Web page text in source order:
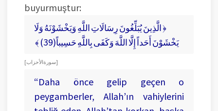
buyurmuştur:
الَّذِينَ يُبَلِّغُونَ رِسَالَاتِ اللَّهِ وَيَخْشَوْنَهُ وَلَا ﴿
[ سورة الأحزاب ]
“Daha önce gelip geçen o
peygamberler, Allah’ın vahiylerini